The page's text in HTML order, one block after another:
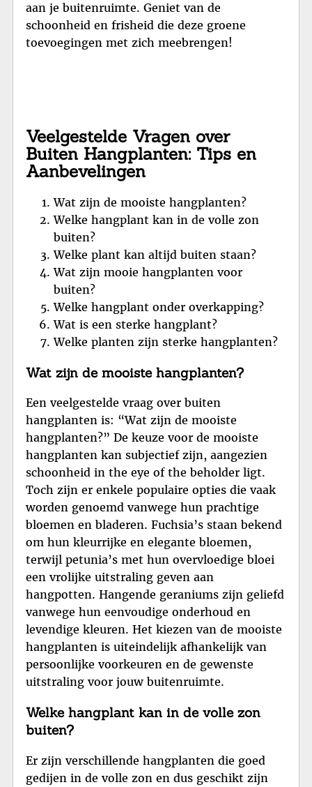
aan je buitenruimte. Geniet van de
schoonheid en frisheid die deze groene
toevoegingen met zich meebrengen!
Veelgestelde Vragen over
Buiten Hangplanten: Tips en
Aanbevelingen
Wat zijn de mooiste hangplanten?
Welke hangplant kan in de volle zon
buiten?
Welke plant kan altijd buiten staan?
Wat zijn mooie hangplanten voor
buiten?
Welke hangplant onder overkapping?
Wat is een sterke hangplant?
Welke planten zijn sterke hangplanten?
Wat zijn de mooiste hangplanten?
Een veelgestelde vraag over buiten
hangplanten is: “Wat zijn de mooiste
hangplanten?” De keuze voor de mooiste
hangplanten kan subjectief zijn, aangezien
schoonheid in the eye of the beholder ligt.
Toch zijn er enkele populaire opties die vaak
worden genoemd vanwege hun prachtige
bloemen en bladeren. Fuchsia’s staan bekend
om hun kleurrijke en elegante bloemen,
terwijl petunia’s met hun overvloedige bloei
een vrolijke uitstraling geven aan
hangpotten. Hangende geraniums zijn geliefd
vanwege hun eenvoudige onderhoud en
levendige kleuren. Het kiezen van de mooiste
hangplanten is uiteindelijk afhankelijk van
persoonlijke voorkeuren en de gewenste
uitstraling voor jouw buitenruimte.
Welke hangplant kan in de volle zon
buiten?
Er zijn verschillende hangplanten die goed
gedijen in de volle zon en dus geschikt zijn